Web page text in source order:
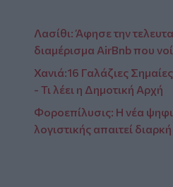
Λασίθι: Άφησε την
διαμέρισμα AirBnb που
Χανιά:16 Γαλάζιες
- Τι λέει η Δημοτική Αρχή
Φοροεπίλυσις: Η νέα
λογιστικής απαιτεί